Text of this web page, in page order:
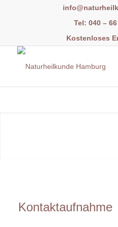
Tel: 040 –
Kostenloses
Kontaktaufnahme